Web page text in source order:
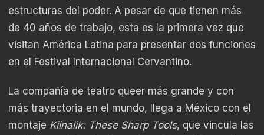
estructuras del poder. A pesar de que tienen más
de 40 años de trabajo, esta es la primera vez que
visitan América Latina para presentar dos funciones
en el Festival Internacional Cervantino.
La compañía de teatro queer más grande y con
más trayectoria en el mundo, llega a México con el
montaje Kiinalik: These Sharp Tools, que vincula las